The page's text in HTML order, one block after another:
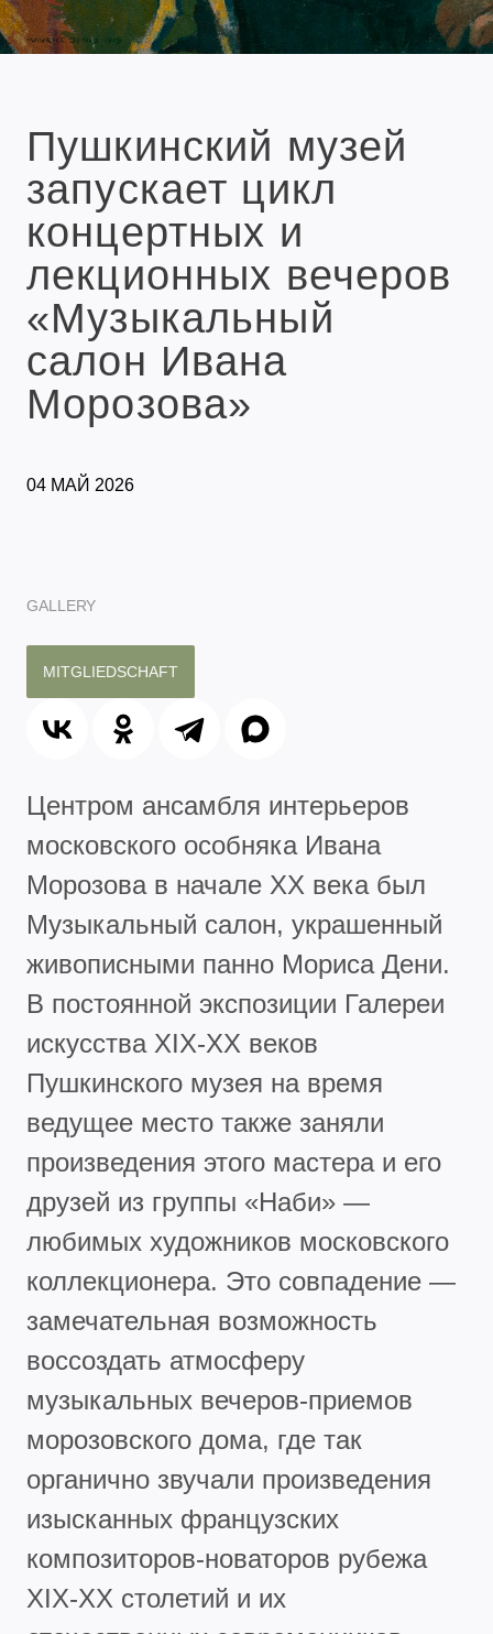
Пушкинский музей
запускает цикл
концертных и
лекционных вечеров
«Музыкальный
салон Ивана
Морозова»
04 МАЙ 2026
GALLERY
MITGLIEDSCHAFT
Центром ансамбля интерьеров
московского особняка Ивана
Морозова в начале ХХ века был
Музыкальный салон, украшенный
живописными панно Мориса Дени.
В постоянной экспозиции Галереи
искусства XIX-XX веков
Пушкинского музея на время
ведущее место также заняли
произведения этого мастера и его
друзей из группы «Наби» —
любимых художников московского
коллекционера. Это совпадение —
замечательная возможность
воссоздать атмосферу
музыкальных вечеров-приемов
морозовского дома, где так
органично звучали произведения
изысканных французских
композиторов-новаторов рубежа
XIX-XX столетий и их